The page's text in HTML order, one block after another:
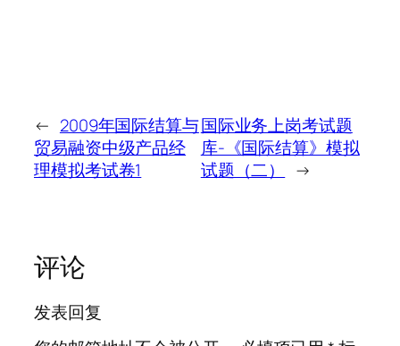
← 2009年国际结算与
贸易融资中级产品经
理模拟考试卷1
国际业务上岗考试题
库-《国际结算》模拟
试题（二）
→
评论
发表回复